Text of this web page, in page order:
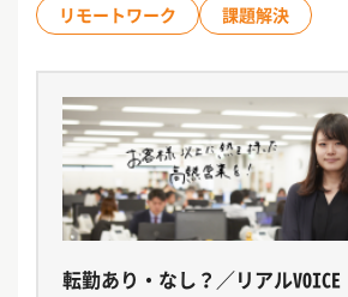
リモートワーク 課題解決
転勤あり・なし？／リアルVOICE